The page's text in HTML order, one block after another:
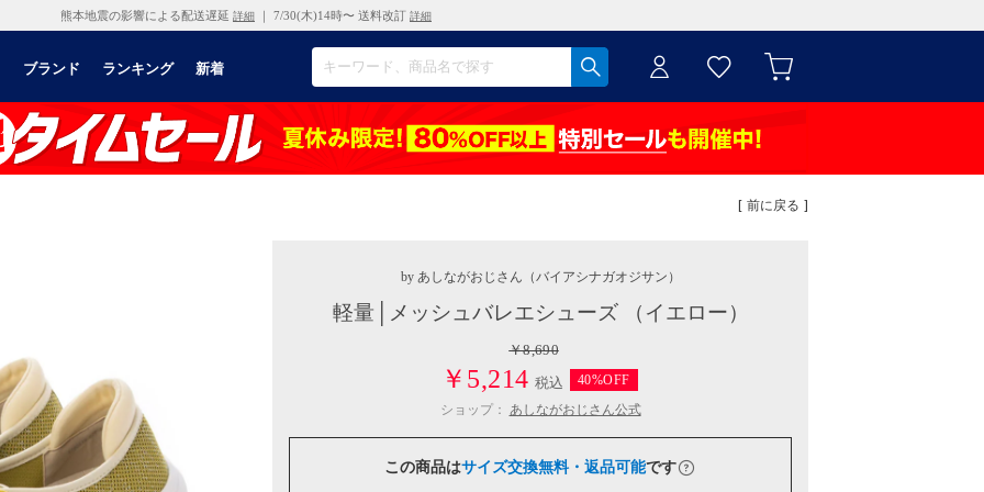
熊本地震の影響による配送遅延 詳細 ｜ 7/30(木)14時〜 送料改訂 詳細
ブランド ランキング 新着
[ 前に戻る ]
by あしながおじさん （バイアシナガオジサン）
軽量│メッシュバレエシューズ （イエロー）
￥8,690
￥5,214 税込
40%OFF
ショップ：
あしながおじさん公式
この商品はサイズ交換無料・返品可能です